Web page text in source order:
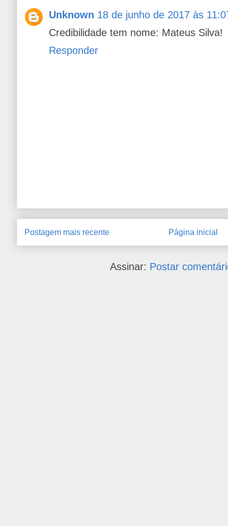
Unknown 18 de junho de 2017 às
Credibilidade tem nome: Mateus Silva!
Responder
Postagem mais recente Página inicial
Assinar: Postar